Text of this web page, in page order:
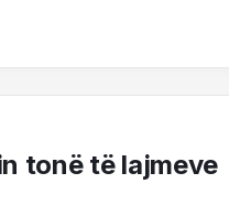
tonë të lajmeve